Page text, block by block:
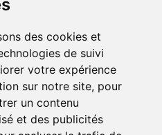
des cookies et
de suivi
votre expérience
sur notre site, pour
un contenu
et des publicités
des cookies et
de suivi
votre expérience
sur notre site, pour
un contenu
et des publicités